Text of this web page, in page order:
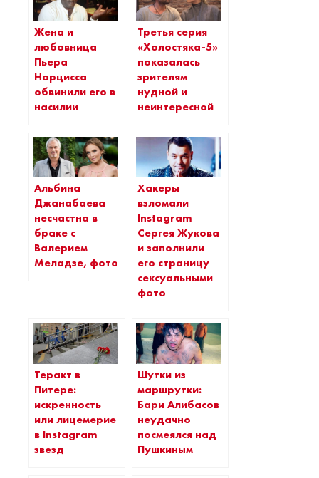
Жена и
любовница
Пьера
Нарцисса
обвинили его в
насилии
Третья серия
«Холостяка-5»
показалась
зрителям
нудной и
неинтересной
Альбина
Джанабаева
несчастна в
браке с
Валерием
Меладзе, фото
Хакеры
взломали
Instagram
Сергея Жукова
и заполнили
его страницу
сексуальными
фото
Теракт в
Питере:
искренность
или лицемерие
в Instagram
звезд
Шутки из
маршрутки:
Бари Алибасов
неудачно
посмеялся над
Пушкиным